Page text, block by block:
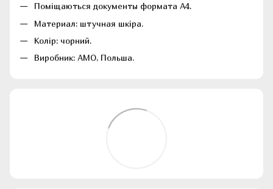
Поміщаються документы формата А4.
Материал: штучная шкіра.
Колір: чорний.
Виробник: АМО, Польша.